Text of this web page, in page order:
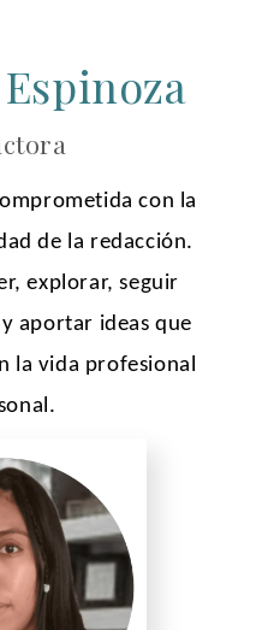
con la
de la redacción.
explorar, seguir
aportar ideas que
la vida profesional